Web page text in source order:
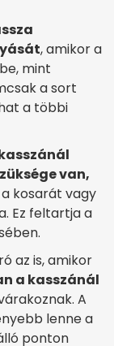
, amikor a
mint
a sort
a többi
van,
kosarát vagy
Ez feltartja a
az is, amikor
a kasszánál
A
lenne a
ponton